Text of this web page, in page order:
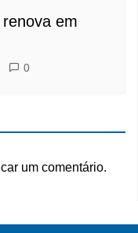
em
0
um comentário.